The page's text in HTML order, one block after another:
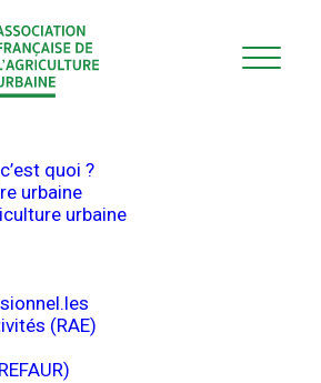
quoi ?
urbaine
urbaine
(RAE)
les
pour
analyses